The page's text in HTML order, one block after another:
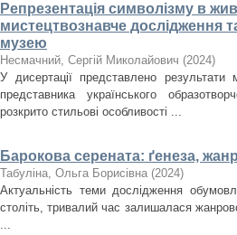
Репрезентація символізму в
мистецтвознавче дослідження
музею
Несмачний, Сергій Миколайович (2024)
У дисертації представлено результати
представника українського
розкрито стильові особливості ...
Барокова серената: ґенеза,
Табуліна, Ольга Борисівна (2024)
Актуальність теми дослідження
століть, тривалий час залишалася
...